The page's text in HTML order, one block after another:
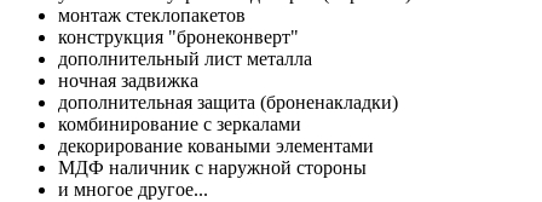
монтаж стеклопакетов
конструкция "бронеконверт"
дополнительный лист металла
ночная задвижка
дополнительная защита (броненакладки)
комбинирование с зеркалами
декорирование коваными элементами
МДФ наличник с наружной стороны
и многое другое...